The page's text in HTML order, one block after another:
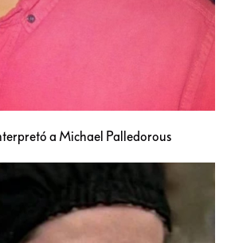
a Michael Palledorous